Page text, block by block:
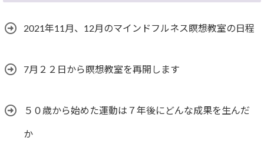
2021年11月、12月のマインドフルネス瞑想教室の日程
7月２２日から瞑想教室を再開します
５０歳から始めた運動は７年後にどんな成果を生んだ
か